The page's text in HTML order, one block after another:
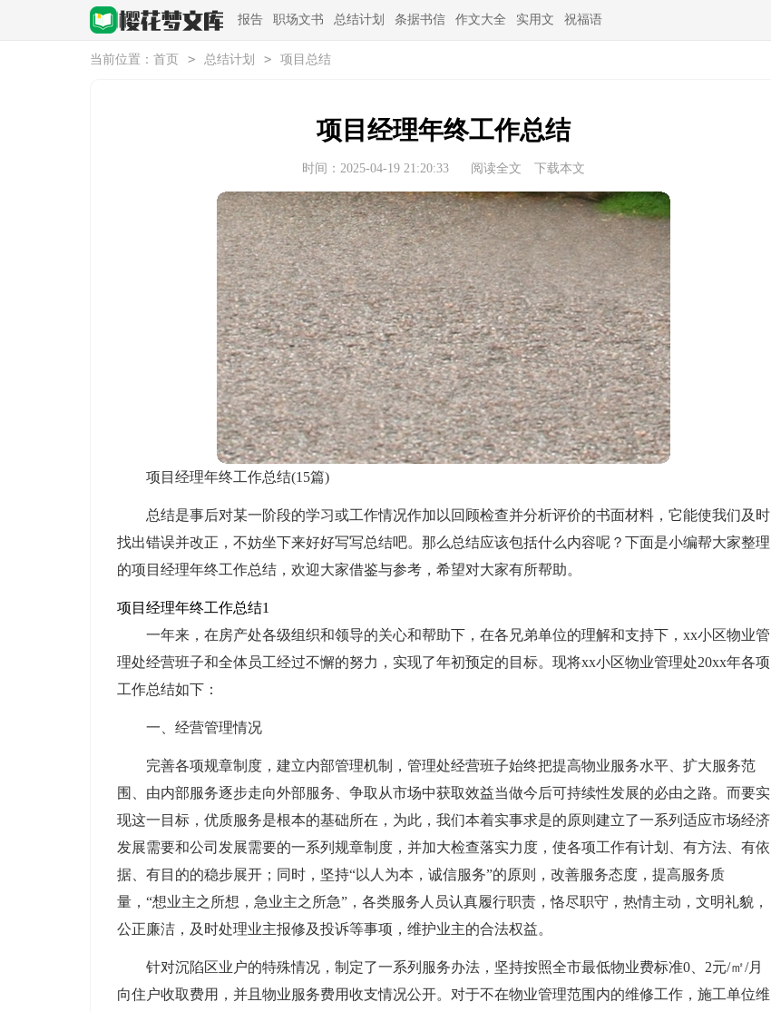
报告 职场文书 总结计划 条据书信 作文大全 实用文 祝福语
当前位置： 首页 > 总结计划 > 项目总结
项目经理年终工作总结
时间：2025-04-19 21:20:33 阅读全文 下载本文
项目经理年终工作总结(15篇)
总结是事后对某一阶段的学习或工作情况作加以回顾检查并分析评价的书面材料，它能使我们及时
找出错误并改正，不妨坐下来好好写写总结吧。那么总结应该包括什么内容呢？下面是小编帮大家整理
的项目经理年终工作总结，欢迎大家借鉴与参考，希望对大家有所帮助。
项目经理年终工作总结1
一年来，在房产处各级组织和领导的关心和帮助下，在各兄弟单位的理解和支持下，xx小区物业管
理处经营班子和全体员工经过不懈的努力，实现了年初预定的目标。现将xx小区物业管理处20xx年各项
工作总结如下：
一、经营管理情况
完善各项规章制度，建立内部管理机制，管理处经营班子始终把提高物业服务水平、扩大服务范
围、由内部服务逐步走向外部服务、争取从市场中获取效益当做今后可持续性发展的必由之路。而要实
现这一目标，优质服务是根本的基础所在，为此，我们本着实事求是的原则建立了一系列适应市场经济
发展需要和公司发展需要的一系列规章制度，并加大检查落实力度，使各项工作有计划、有方法、有依
据、有目的的稳步展开；同时，坚持“以人为本，诚信服务”的原则，改善服务态度，提高服务质
量，“想业主之所想，急业主之所急”，各类服务人员认真履行职责，恪尽职守，热情主动，文明礼貌，
公正廉洁，及时处理业主报修及投诉等事项，维护业主的合法权益。
针对沉陷区业户的特殊情况，制定了一系列服务办法，坚持按照全市最低物业费标准0、2元/㎡/月
向住户收取费用，并且物业服务费用收支情况公开。对于不在物业管理范围内的维修工作，施工单位维